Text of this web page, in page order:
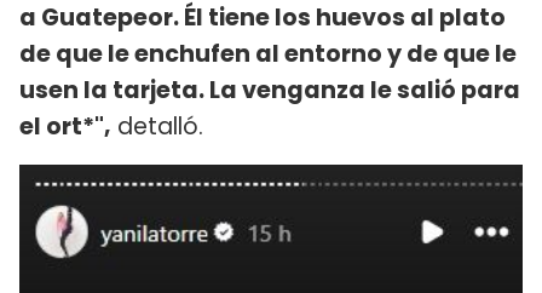
a Guatepeor. Él tiene los huevos al plato
de que le enchufen al entorno y de que le
usen la tarjeta. La venganza le salió para
el ort*", detalló.